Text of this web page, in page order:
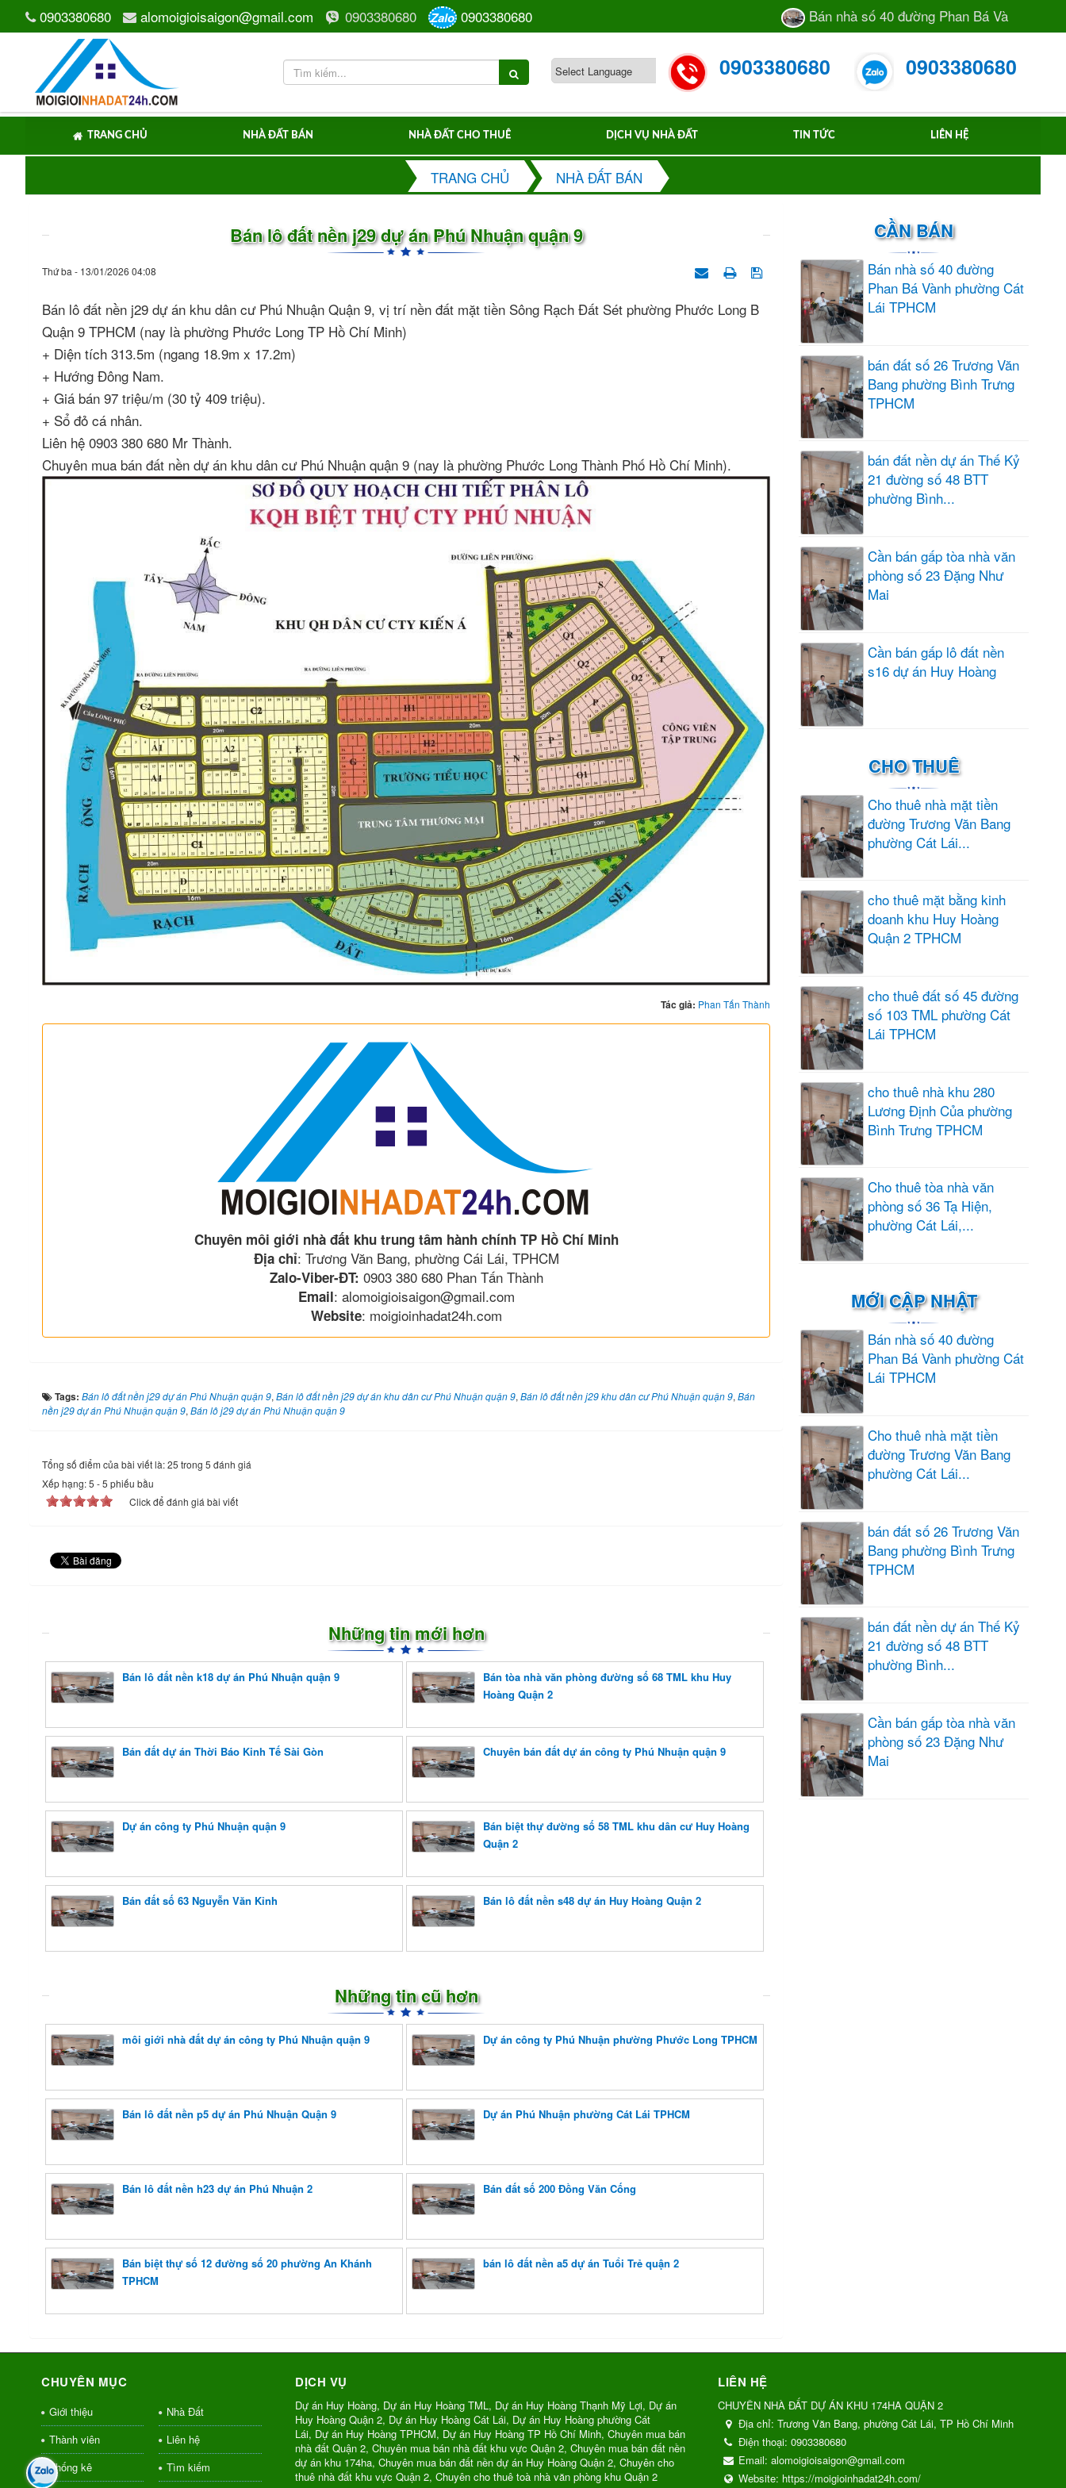
0903380680 alomoigioisaigon@gmail.com 0903380680 Zalo 0903380680 Bán nhà số 40 đường Phan Bá Vành phường
0903380680 0903380680
TRANG CHỦ NHÀ ĐẤT BÁN NHÀ ĐẤT CHO THUÊ DỊCH VỤ NHÀ ĐẤT TIN TỨC LIÊN HỆ
TRANG CHỦ NHÀ ĐẤT BÁN
Bán lô đất nền j29 dự án Phú Nhuận quận 9
Thứ ba - 13/01/2026 04:08
Bán lô đất nền j29 dự án khu dân cư Phú Nhuận Quận 9, vị trí nền đất mặt tiền Sông Rạch Đất Sét phường Phước Long B
Quận 9 TPHCM (nay là phường Phước Long TP Hồ Chí Minh)
+ Diện tích 313.5m (ngang 18.9m x 17.2m)
+ Hướng Đông Nam.
+ Giá bán 97 triệu/m (30 tỷ 409 triệu).
+ Sổ đỏ cá nhân.
Liên hệ 0903 380 680 Mr Thành.
Chuyên mua bán đất nền dự án khu dân cư Phú Nhuận quận 9 (nay là phường Phước Long Thành Phố Hồ Chí Minh).
Tác giả: Phan Tấn Thành
Chuyên môi giới nhà đất khu trung tâm hành chính TP Hồ Chí Minh
Địa chỉ: Trương Văn Bang, phường Cái Lái, TPHCM
Zalo-Viber-ĐT: 0903 380 680 Phan Tấn Thành
Email: alomoigioisaigon@gmail.com
Website: moigioinhadat24h.com
Tags: Bán lô đất nền j29 dự án Phú Nhuận quận 9, Bán lô đất nền j29 dự án khu dân cư Phú Nhuận quận 9, Bán lô đất nền j29 khu dân cư Phú Nhuận quận 9, Bán
nền j29 dự án Phú Nhuận quận 9, Bán lô j29 dự án Phú Nhuận quận 9
Tổng số điểm của bài viết là: 25 trong 5 đánh giá
Xếp hạng:5 -5 phiếu bầu
Click để đánh giá bài viết
Những tin mới hơn
Bán lô đất nền k18 dự án Phú Nhuận quận 9
Bán tòa nhà văn phòng đường số 68 TML khu Huy
Hoàng Quận 2
Bán đất dự án Thời Báo Kinh Tế Sài Gòn Chuyên bán đất dự án công ty Phú Nhuận quận 9
Dự án công ty Phú Nhuận quận 9
Bán biệt thự đường số 58 TML khu dân cư Huy Hoàng
Quận 2
Bán đất số 63 Nguyễn Văn Kỉnh Bán lô đất nền s48 dự án Huy Hoàng Quận 2
Những tin cũ hơn
môi giới nhà đất dự án công ty Phú Nhuận quận 9 Dự án công ty Phú Nhuận phường Phước Long TPHCM
Bán lô đất nền p5 dự án Phú Nhuận Quận 9 Dự án Phú Nhuận phường Cát Lái TPHCM
Bán lô đất nền h23 dự án Phú Nhuận 2 Bán đất số 200 Đồng Văn Cống
Bán biệt thự số 12 đường số 20 phường An Khánh
TPHCM
bán lô đất nền a5 dự án Tuổi Trẻ quận 2
CẦN BÁN
Bán nhà số 40 đường
Phan Bá Vành phường Cát
Lái TPHCM
bán đất số 26 Trương Văn
Bang phường Bình Trưng
TPHCM
bán đất nền dự án Thế Kỷ
21 đường số 48 BTT
phường Bình...
Cần bán gấp tòa nhà văn
phòng số 23 Đặng Như
Mai
Cần bán gấp lô đất nền
s16 dự án Huy Hoàng
CHO THUÊ
Cho thuê nhà mặt tiền
đường Trương Văn Bang
phường Cát Lái...
cho thuê mặt bằng kinh
doanh khu Huy Hoàng
Quận 2 TPHCM
cho thuê đất số 45 đường
số 103 TML phường Cát
Lái TPHCM
cho thuê nhà khu 280
Lương Định Của phường
Bình Trưng TPHCM
Cho thuê tòa nhà văn
phòng số 36 Tạ Hiện,
phường Cát Lái,...
MỚI CẬP NHẬT
Bán nhà số 40 đường
Phan Bá Vành phường Cát
Lái TPHCM
Cho thuê nhà mặt tiền
đường Trương Văn Bang
phường Cát Lái...
bán đất số 26 Trương Văn
Bang phường Bình Trưng
TPHCM
bán đất nền dự án Thế Kỷ
21 đường số 48 BTT
phường Bình...
Cần bán gấp tòa nhà văn
phòng số 23 Đặng Như
Mai
CHUYÊN MỤC
Giới thiệu
Nhà Đất
Thành viên
Liên hệ
Thống kê
Tìm kiếm
DỊCH VỤ
Dự án Huy Hoàng, Dự án Huy Hoàng TML, Dự án Huy Hoàng Thạnh Mỹ Lợi, Dự án
Huy Hoàng Quận 2, Dự án Huy Hoàng Cát Lái, Dự án Huy Hoàng phường Cát
Lái, Dự án Huy Hoàng TPHCM, Dự án Huy Hoàng TP Hồ Chí Minh, Chuyên mua bán
nhà đất Quận 2, Chuyên mua bán nhà đất khu vực Quận 2, Chuyên mua bán đất nền
dự án khu 174ha, Chuyên mua bán đất nền dự án Huy Hoàng Quận 2, Chuyên cho
thuê nhà đất khu vực Quận 2, Chuyên cho thuê toà nhà văn phòng khu Quận 2
LIÊN HỆ
CHUYÊN NHÀ ĐẤT DỰ ÁN KHU 174HA QUẬN 2
Địa chỉ:Trương Văn Bang, phường Cát Lái, TP Hồ Chí Minh
Điện thoại:0903380680
Email:alomoigioisaigon@gmail.com
Website: https://moigioinhadat24h.com/